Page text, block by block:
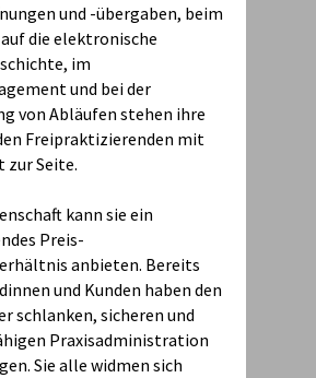
und -übergaben, beim
die elektronische
im
und bei der
von Abläufen stehen ihre
Freipraktizierenden mit
zur Seite.
kann sie ein
Preis-
anbieten. Bereits
und Kunden haben den
schlanken, sicheren und
Praxisadministration
Sie alle widmen sich